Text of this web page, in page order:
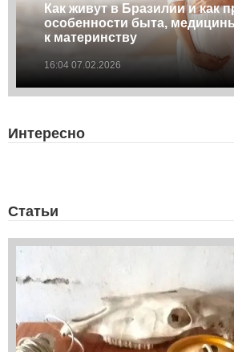
Как живут в Бразилии и как
особенности быта,
к материнству
16:04 07.02.2026
Интересно
Статьи